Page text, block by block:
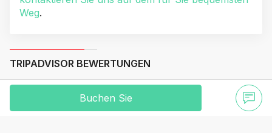
Weg.
TRIPADVISOR BEWERTUNGEN
Buchen Sie